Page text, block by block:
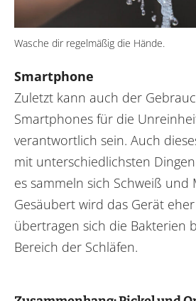
Wasche dir regelmäßig die Hände.
Smartphone
Zuletzt kann auch der
Smartphones für die
verantwortlich sein. Auch
mit unterschiedlichsten
es sammeln sich Schweiß und
Gesäubert wird das Gerät
übertragen sich die Bakterien
Bereich der Schläfen.